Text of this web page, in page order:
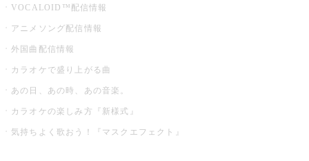
VOCALOID™配信情報
アニメソング配信情報
外国曲配信情報
カラオケで盛り上がる曲
あの日、あの時、あの音楽。
カラオケの楽しみ方『新様式』
気持ちよく歌おう！『マスクエフェクト』